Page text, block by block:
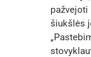
šiukšlės